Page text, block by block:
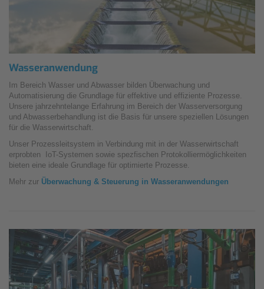
Wasseranwendung
Im Bereich Wasser und Abwasser bilden Überwachung und
Automatisierung die Grundlage für effektive und effiziente Prozesse.
Unsere jahrzehntelange Erfahrung im Bereich der Wasserversorgung
und Abwasserbehandlung ist die Basis für unsere speziellen Lösungen
für die Wasserwirtschaft.
Unser Prozessleitsystem in Verbindung mit in der Wasserwirtschaft
erprobten IoT-Systemen sowie spezfischen Protokolliermöglichkeiten
bieten eine ideale Grundlage für optimierte Prozesse.
Mehr zur Überwachung & Steuerung in Wasseranwendungen